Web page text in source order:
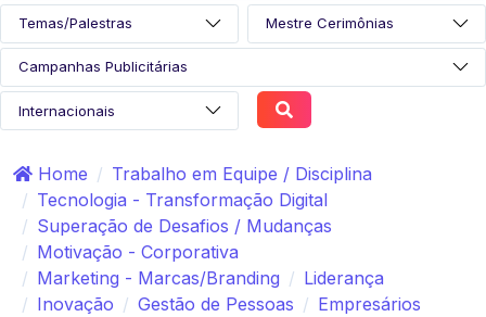
Home
Trabalho em Equipe / Disciplina
Tecnologia - Transformação Digital
Superação de Desafios / Mudanças
Motivação - Corporativa
Marketing - Marcas/Branding
Liderança
Inovação
Gestão de Pessoas
Empresários